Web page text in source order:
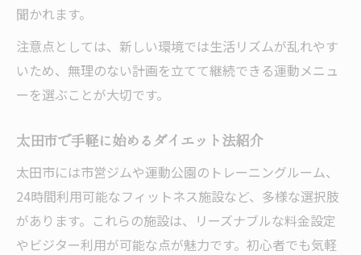
聞かれます。
注意点としては、新しい環境では生活リズムが乱れやす
いため、無理のない計画を立てて継続できる運動メニュ
ーを選ぶことが大切です。
太田市で手軽に始めるダイエット法紹介
太田市には市営ジムや運動公園のトレーニングルーム、
24時間利用可能なフィットネス施設など、多様な選択肢
があります。これらの施設は、リーズナブルな料金設定
やビジター利用が可能な点が魅力です。初心者でも気軽